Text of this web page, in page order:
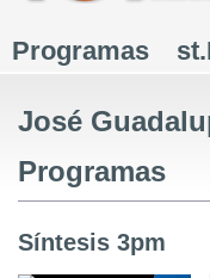
Menú
Programas
José
Programas
Síntesis 3pm